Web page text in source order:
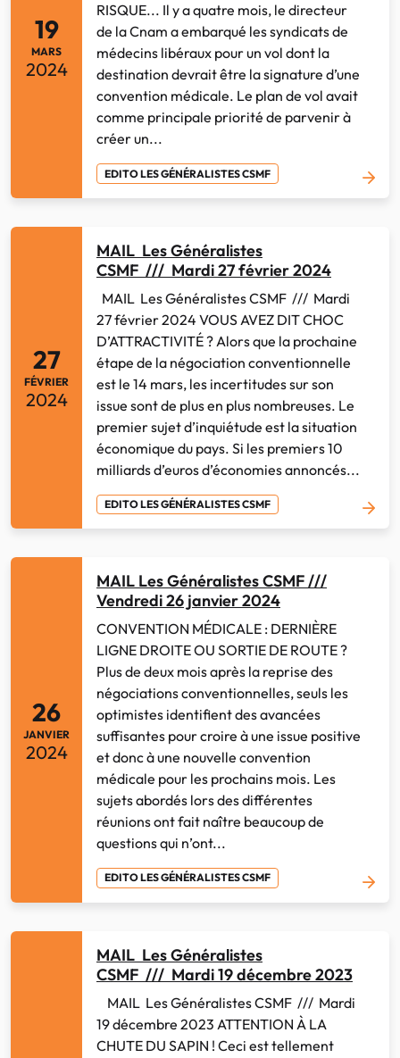
19
MARS
2024
RISQUE... Il y a quatre mois, le directeur
de la Cnam a embarqué les syndicats de
médecins libéraux pour un vol dont la
destination devrait être la signature d’une
convention médicale. Le plan de vol avait
comme principale priorité de parvenir à
créer un...
EDITO LES GÉNÉRALISTES CSMF
27
FÉVRIER
2024
MAIL Les Généralistes
CSMF /// Mardi 27 février 2024
MAIL Les Généralistes CSMF /// Mardi
27 février 2024 VOUS AVEZ DIT CHOC
D’ATTRACTIVITÉ ? Alors que la prochaine
étape de la négociation conventionnelle
est le 14 mars, les incertitudes sur son
issue sont de plus en plus nombreuses. Le
premier sujet d’inquiétude est la situation
économique du pays. Si les premiers 10
milliards d’euros d’économies annoncés...
EDITO LES GÉNÉRALISTES CSMF
26
JANVIER
2024
MAIL Les Généralistes CSMF ///
Vendredi 26 janvier 2024
CONVENTION MÉDICALE : DERNIÈRE
LIGNE DROITE OU SORTIE DE ROUTE ?
Plus de deux mois après la reprise des
négociations conventionnelles, seuls les
optimistes identifient des avancées
suffisantes pour croire à une issue positive
et donc à une nouvelle convention
médicale pour les prochains mois. Les
sujets abordés lors des différentes
réunions ont fait naître beaucoup de
questions qui n’ont...
EDITO LES GÉNÉRALISTES CSMF
MAIL Les Généralistes
CSMF /// Mardi 19 décembre 2023
MAIL Les Généralistes CSMF /// Mardi
19 décembre 2023 ATTENTION À LA
CHUTE DU SAPIN ! Ceci est tellement